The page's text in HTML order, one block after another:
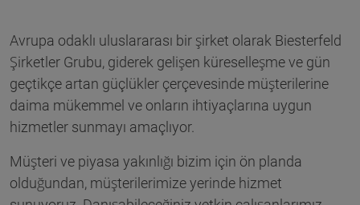
Avrupa odaklı uluslararası bir şirket olarak Biesterfeld
Şirketler Grubu, giderek gelişen küreselleşme ve gün
geçtikçe artan güçlükler çerçevesinde müşterilerine
daima mükemmel ve onların ihtiyaçlarına uygun
hizmetler sunmayı amaçlıyor.
Müşteri ve piyasa yakınlığı bizim için ön planda
olduğundan, müşterilerimize yerinde hizmet